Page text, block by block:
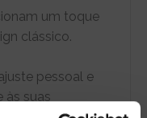
um toque
clássico.
pessoal e
às suas